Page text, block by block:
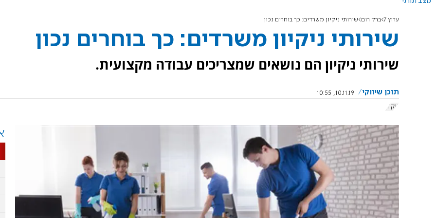
ערוץ 7 ברק רום שירותי ניקיון משרדים: כך בוחרים נכון
שירותי ניקיון משרדים: כך בוחרים נכון
שירותי ניקיון הם נושאים שמצריכים עבודה מקצועית.
תוכן שיווקי
10.11.19, 10:55
ניקיון